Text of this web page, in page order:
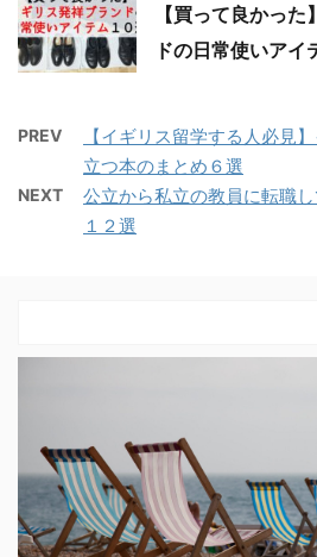
【買って良かっ
ドの日常使いアイ
PREV
【イギリス留学する人必見
立つ本のまとめ６選
NEXT
公立から私立の教員に転職
１２選